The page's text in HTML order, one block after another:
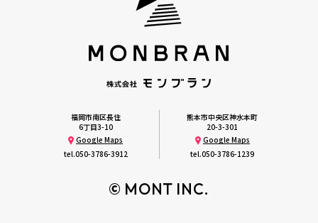
福岡市南区長住
6丁目3-10
Google Maps
tel.050-3786-3912
熊本市中央区神水本町
20-3-301
Google Maps
tel.050-3786-1239
© MONT INC.